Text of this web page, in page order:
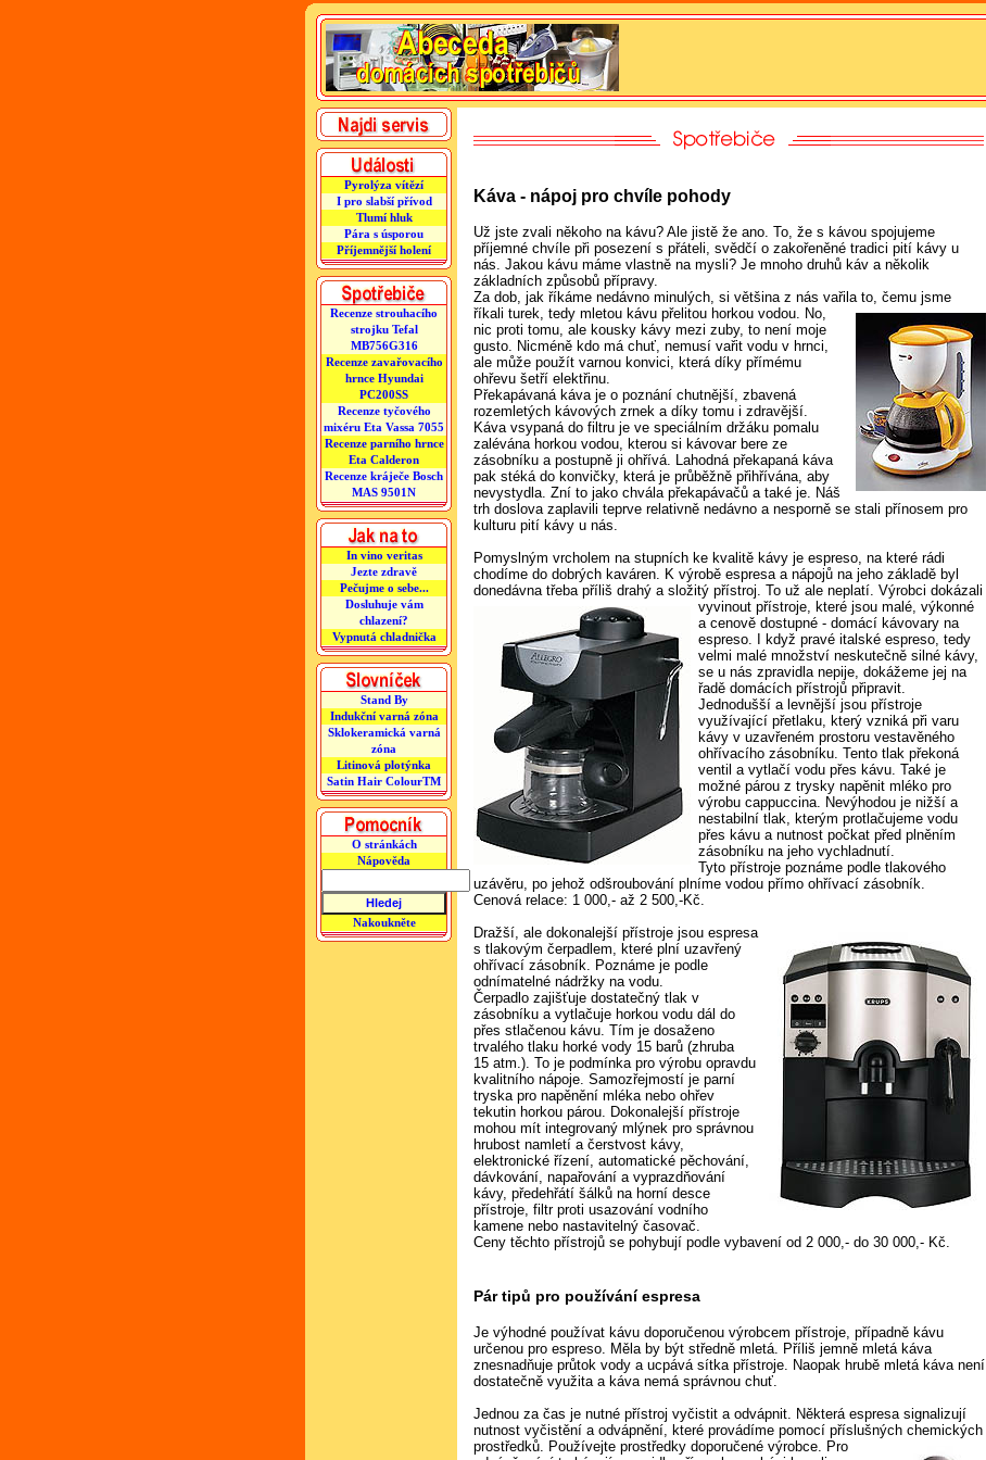
Pyrolýza vítězí
I pro slabší přívod
Tlumí hluk
Pára s úsporou
Příjemnější holení
Recenze strouhacího
strojku Tefal
MB756G316
Recenze zavařovacího
hrnce Hyundai
PC200SS
Recenze tyčového
mixéru Eta Vassa 7055
Recenze parního hrnce
Eta Calderon
Recenze kráječe Bosch
MAS 9501N
In vino veritas
Jezte zdravě
Pečujme o sebe...
Dosluhuje vám
chlazení?
Vypnutá chladnička
Stand By
Indukční varná zóna
Sklokeramická varná
zóna
Litinová plotýnka
Satin Hair ColourTM
O stránkách
Nápověda
Nakoukněte
Káva - nápoj pro chvíle pohody
Už jste zvali někoho na kávu? Ale jistě že ano. To, že s kávou spojujeme
příjemné chvíle při posezení s přáteli, svědčí o zakořeněné tradici pití kávy u
nás. Jakou kávu máme vlastně na mysli? Je mnoho druhů káv a několik
základních způsobů přípravy.
Za dob, jak říkáme nedávno minulých, si většina z nás vařila to, čemu jsme
říkaliturek, tedy mletou kávu přelitou horkou vodou. No,
nic proti tomu, ale kousky kávy mezi zuby, to není moje
gusto. Nicméně kdo má chuť, nemusí vařit vodu v hrnci,
ale může použít varnou konvici, která díky přímému
ohřevu šetří elektřinu.
Překapávaná káva je o poznání chutnější, zbavená
rozemletých kávových zrnek a díky tomu i zdravější.
Káva vsypaná do filtru je ve speciálním držáku pomalu
zalévána horkou vodou, kterou si kávovar bere ze
zásobníku a postupně ji ohřívá. Lahodná překapaná káva
pak stéká do konvičky, která je průběžně přihřívána, aby
nevystydla. Zní to jako chvála překapávačů a také je. Náš
trh doslova zaplavili teprve relativně nedávno a nesporně se stali přínosem pro
kulturu pití kávy u nás.
Pomyslným vrcholem na stupních ke kvalitě kávy je espreso, na které rádi
chodíme do dobrých kaváren. K výrobě espresa a nápojů na jeho základě byl
donedávna třeba příliš drahý a složitý přístroj.To už ale neplatí. Výrobci dokázali
vyvinout přístroje, které jsou malé, výkonné
a cenově dostupné - domácí kávovary na
espreso. I když pravé italské espreso, tedy
velmi malé množství neskutečně silné kávy,
se u nás zpravidla nepije, dokážeme jej na
řadě domácích přístrojů připravit.
Jednodušší a levnější jsou přístroje
využívající přetlaku, který vzniká při varu
kávy v uzavřeném prostoru vestavěného
ohřívacího zásobníku. Tento tlak překoná
ventil a vytlačí vodu přes kávu. Také je
možné párou z trysky napěnit mléko pro
výrobu cappuccina. Nevýhodou je nižší a
nestabilní tlak, kterým protlačujeme vodu
přes kávu a nutnost počkat před plněním
zásobníku na jeho vychladnutí.
Tyto přístroje poznáme podle tlakového
uzávěru, po jehož odšroubování plníme vodou přímo ohřívací zásobník.
Cenová relace: 1 000,- až 2 500,-Kč.
Dražší, ale dokonalejší přístroje jsou espresa
s tlakovým čerpadlem, které plní uzavřený
ohřívací zásobník. Poznáme je podle
odnímatelné nádržky na vodu.
Čerpadlo zajišťuje dostatečný tlak v
zásobníku a vytlačuje horkou vodu dál do
přes stlačenou kávu. Tím je dosaženo
trvalého tlaku horké vody 15 barů (zhruba
15 atm.). To je podmínka pro výrobu opravdu
kvalitního nápoje. Samozřejmostí je parní
tryska pro napěnění mléka nebo ohřev
tekutin horkou párou. Dokonalejší přístroje
mohou mít integrovaný mlýnek pro správnou
hrubost namletí a čerstvost kávy,
elektronické řízení, automatické pěchování,
dávkování, napařování a vyprazdňování
kávy, předehřátí šálků na horní desce
přístroje, filtr proti usazování vodního
kamene nebo nastavitelný časovač.
Ceny těchto přístrojů se pohybují podle vybavení od 2 000,- do 30 000,- Kč.
Pár tipů pro používání espresa
Je výhodné používat kávu doporučenou výrobcem přístroje, případně kávu
určenou pro espreso. Měla by být středně mletá. Příliš jemně mletá káva
znesnadňuje průtok vody a ucpává sítka přístroje. Naopak hrubě mletá káva není
dostatečně využita a káva nemá správnou chuť.
Jednou za čas je nutné přístroj vyčistit a odvápnit. Některá espresa signalizují
nutnost vyčistění a odvápnění, které provádíme pomocí příslušných chemických
prostředků. Používejte prostředky doporučené výrobce. Pro